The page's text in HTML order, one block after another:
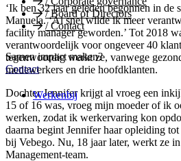
/Board of Directors
/Contact
Samen impact maken?
Contact
Werkenbij
‘Ik ben 32 jaar geleden begonnen in de
Manuela. ‘Al snel wilde ik meer
facility manager geworden.’ Tot 2018
verantwoordelijk voor ongeveer 40
tegenwoordig werkt ze, vanwege
medewerkers en drie hoofdklanten.
Dochter Jennifer krijgt al vroeg een
15 of 16 was, vroeg mijn moeder of ik
werken, zodat ik werkervaring kon
daarna begint Jennifer haar opleiding
bij Vebego. Nu, 18 jaar later, werkt ze
Management-team.